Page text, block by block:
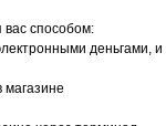
способом:
деньгами, и